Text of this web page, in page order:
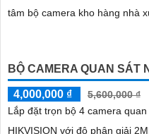
tâm bộ camera kho hàng nhà xưởng công nghệ IP đảm bảo cung
tuyệt đối.
BỘ CAMERA QUAN SÁT
4,000,000 ₫
5,600,000 ₫
Lắp đặt trọn bộ 4 camera
HIKVISION với độ phân giải